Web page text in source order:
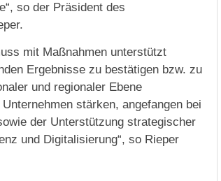
so der Präsident des
mit Maßnahmen unterstützt
Ergebnisse zu bestätigen bzw. zu
und regionaler Ebene
stärken, angefangen bei
der Unterstützung strategischer
und Digitalisierung“, so Rieper